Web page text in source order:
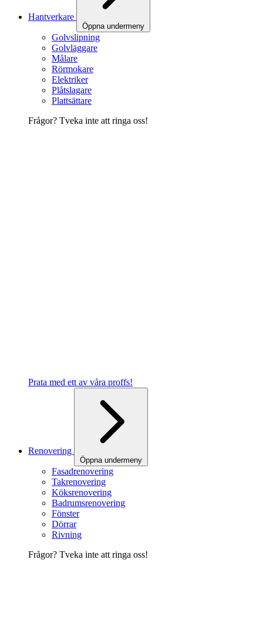
Hantverkare
Öppna undermeny
Golvslipning
Golvläggare
Målare
Rörmokare
Elektriker
Plåtslagare
Plattsättare
Frågor? Tveka inte att ringa oss!
Prata med ett av våra proffs!
Renovering
Öppna undermeny
Fasadrenovering
Takrenovering
Köksrenovering
Badrumsrenovering
Fönster
Dörrar
Rivning
Frågor? Tveka inte att ringa oss!